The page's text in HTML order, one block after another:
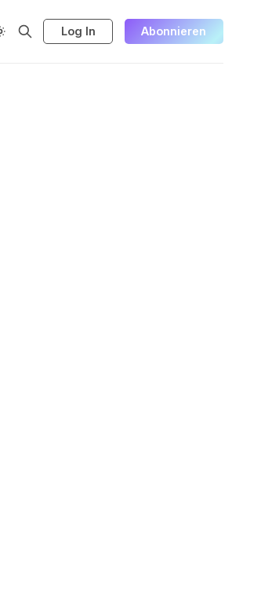
Log In Abonnieren